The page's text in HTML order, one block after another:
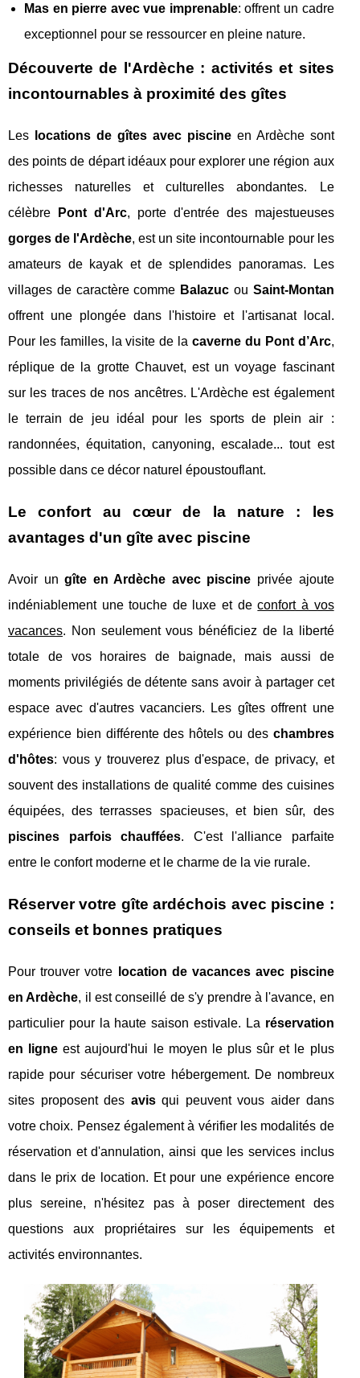
Mas en pierre avec vue imprenable: offrent un cadre
exceptionnel pour se ressourcer en pleine nature.
Découverte de l'Ardèche : activités et sites
incontournables à proximité des gîtes
Les locations de gîtes avec piscineen Ardèche sont
des points de départ idéaux pour explorer une région aux
richesses naturelles et culturelles abondantes. Le
célèbre
Pont d'Arc, porte d'entrée des majestueuses
gorges de l'Ardèche, est un site incontournable pour les
amateurs de kayak et de splendides panoramas. Les
villages de caractère comme Balazuc ou Saint-Montan
offrent une plongée dans l'histoire et l'artisanat local.
Pour les familles, la visite de lacaverne du Pont d’Arc,
réplique de la grotte Chauvet, est un voyage fascinant
sur les traces de nos ancêtres. L'Ardèche est également
le terrain de jeu idéal pour les sports de plein air :
randonnées, équitation, canyoning, escalade... tout est
possible dans ce décor naturel époustouflant.
Le confort au cœur de la nature : les
avantages d'un gîte avec piscine
Avoir ungîte en Ardèche avec piscine privée ajoute
indéniablement une touche de luxe et deconfort à vos
vacances. Non seulement vous bénéficiez de la liberté
totale de vos horaires de baignade, mais aussi de
moments privilégiés de détente sans avoir à partager cet
espace avec d'autres vacanciers. Les gîtes offrent une
expérience bien différente des hôtels ou des chambres
d'hôtes: vous y trouverez plus d'espace, de privacy, et
souvent des installations de qualité comme des cuisines
équipées, des terrasses spacieuses, et bien sûr, des
piscines parfois chauffées. C'est l'alliance parfaite
entre le confort moderne et le charme de la vie rurale.
Réserver votre gîte ardéchois avec piscine :
conseils et bonnes pratiques
Pour trouver votre
location de vacances avec piscine
en Ardèche, il est conseillé de s'y prendre à l'avance, en
particulier pour la haute saison estivale. La réservation
en ligne est aujourd'hui le moyen le plus sûr et le plus
rapide pour sécuriser votre hébergement. De nombreux
sites proposent des avisqui peuvent vous aider dans
votre choix. Pensez également à vérifier les modalités de
réservation et d'annulation, ainsi que les services inclus
dans le prix de location. Et pour une expérience encore
plus sereine, n'hésitez pas à poser directement des
questions aux propriétaires sur les équipements et
activités environnantes.